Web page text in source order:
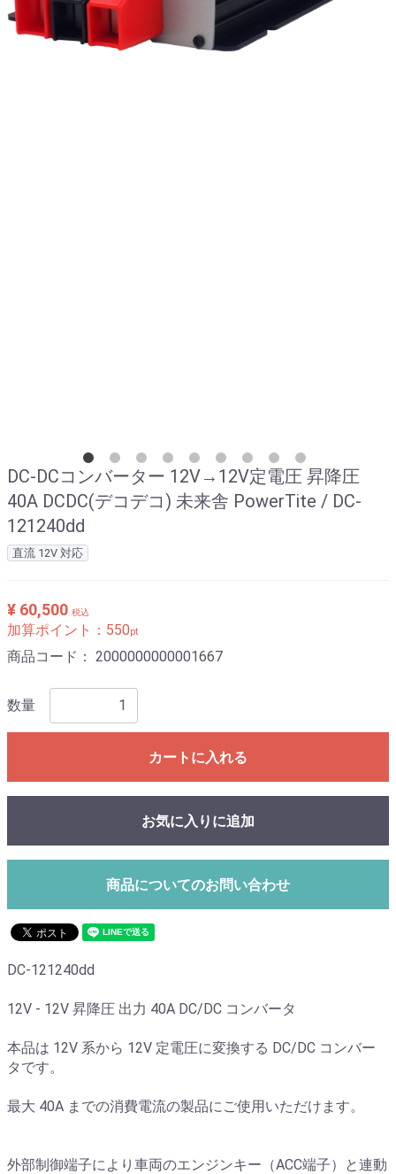
DC-DCコンバーター 12V→12V定電圧 昇降圧
40A DCDC(デコデコ) 未来舎 PowerTite / DC-
121240dd
直流 12V 対応
¥ 60,500 税込
加算ポイント： 550pt
商品コード： 2000000000001667
数量
カートに入れる
お気に入りに追加
商品についてのお問い合わせ
DC-121240dd
12V - 12V 昇降圧 出力 40A DC/DC コンバータ
本品は 12V 系から 12V 定電圧に変換する DC/DC コンバー
タです。
最大 40A までの消費電流の製品にご使用いただけます。
外部制御端子により車両のエンジンキー（ACC端子）と連動